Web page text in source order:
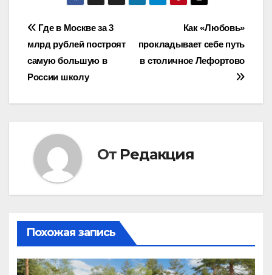
Навигация
по
записям
Как «Любовь»
прокладывает себе путь
в столичное Лефортово
Где в Москве за 3
млрд рублей построят
самую большую в
России школу
От Редакция
Похожая запись